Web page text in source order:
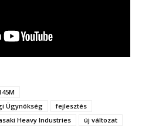
Ügynökség
fejlesztés
Heavy Industries új változat